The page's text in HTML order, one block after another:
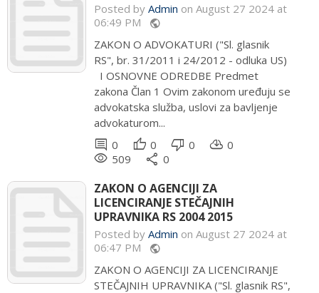
Posted by Admin on August 27 2024 at
06:49 PM public
ZAKON O ADVOKATURI ("Sl. glasnik
RS", br. 31/2011 i 24/2012 - odluka US)
I OSNOVNE ODREDBE Predmet
zakona Član 1 Ovim zakonom uređuju se
advokatska služba, uslovi za bavljenje
advokaturom...
comment 0 thumb_up 0 thumb_down 0 cloud_download 0
remove_red_eye 509 share 0
ZAKON O AGENCIJI ZA
LICENCIRANJE STEČAJNIH
UPRAVNIKA RS 2004 2015
Posted by Admin on August 27 2024 at
06:47 PM public
ZAKON O AGENCIJI ZA LICENCIRANJE
STEČAJNIH UPRAVNIKA ("Sl. glasnik RS",